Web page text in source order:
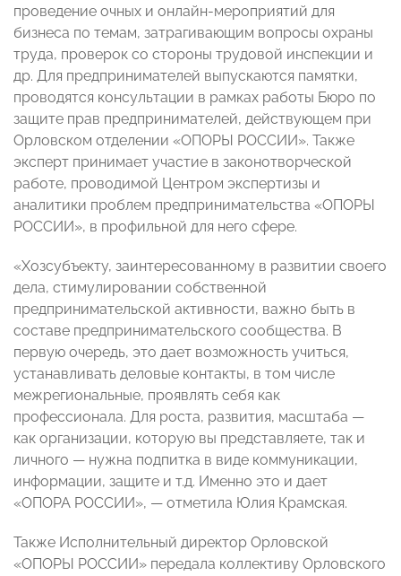
проведение очных и онлайн-мероприятий для
бизнеса по темам, затрагивающим вопросы охраны
труда, проверок со стороны трудовой инспекции и
др. Для предпринимателей выпускаются памятки,
проводятся консультации в рамках работы Бюро по
защите прав предпринимателей, действующем при
Орловском отделении «ОПОРЫ РОССИИ». Также
эксперт принимает участие в законотворческой
работе, проводимой Центром экспертизы и
аналитики проблем предпринимательства «ОПОРЫ
РОССИИ», в профильной для него сфере.
«Хозсубъекту, заинтересованному в развитии своего
дела, стимулировании собственной
предпринимательской активности, важно быть в
составе предпринимательского сообщества. В
первую очередь, это дает возможность учиться,
устанавливать деловые контакты, в том числе
межрегиональные, проявлять себя как
профессионала. Для роста, развития, масштаба —
как организации, которую вы представляете, так и
личного — нужна подпитка в виде коммуникации,
информации, защите и т.д. Именно это и дает
«ОПОРА РОССИИ», — отметила Юлия Крамская.
Также Исполнительный директор Орловской
«ОПОРЫ РОССИИ» передала коллективу Орловского